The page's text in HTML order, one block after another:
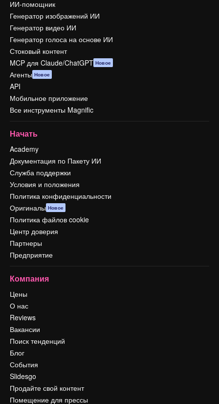
ИИ-помощник
Генератор изображений ИИ
Генератор видео ИИ
Генератор голоса на основе ИИ
Стоковый контент
MCP для Claude/ChatGPT Новое
Агенты Новое
API
Мобильное приложение
Все инструменты Magnific
Начать
Academy
Документация по Пакету ИИ
Служба поддержки
Условия и положения
Политика конфиденциальности
Оригиналы Новое
Политика файлов cookie
Центр доверия
Партнеры
Предприятие
Компания
Цены
О нас
Reviews
Вакансии
Поиск тенденций
Блог
События
Slidesgo
Продайте свой контент
Помещение для прессы